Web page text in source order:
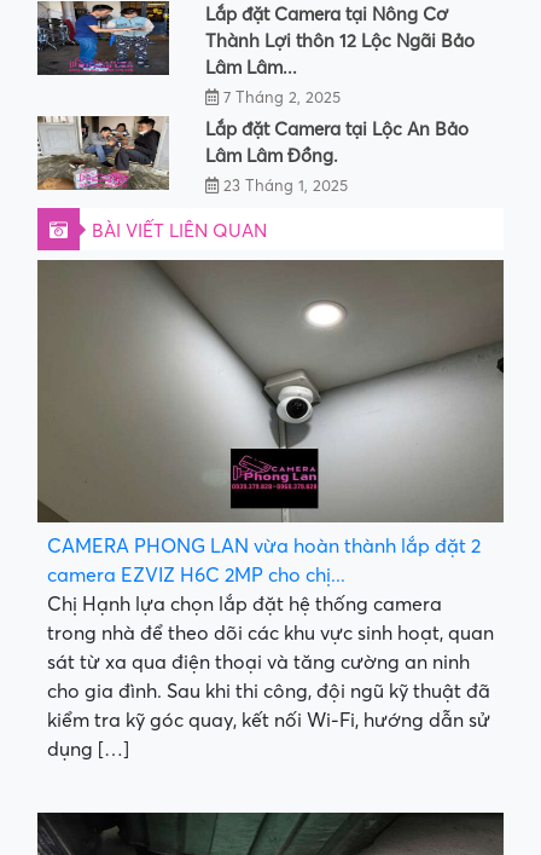
Lắp đặt Camera tại Nông Cơ
Thành Lợi thôn 12 Lộc Ngãi Bảo
Lâm Lâm...
7 Tháng 2, 2025
Lắp đặt Camera tại Lộc An Bảo
Lâm Lâm Đồng.
23 Tháng 1, 2025
BÀI VIẾT LIÊN QUAN
CAMERA PHONG LAN vừa hoàn thành lắp đặt 2
camera EZVIZ H6C 2MP cho chị...
Chị Hạnh lựa chọn lắp đặt hệ thống camera
trong nhà để theo dõi các khu vực sinh hoạt, quan
sát từ xa qua điện thoại và tăng cường an ninh
cho gia đình. Sau khi thi công, đội ngũ kỹ thuật đã
kiểm tra kỹ góc quay, kết nối Wi-Fi, hướng dẫn sử
dụng […]